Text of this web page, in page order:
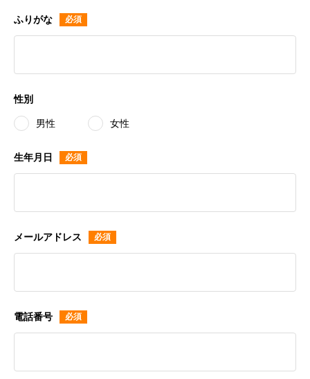
ふりがな
性別
男性 女性
生年月日
メールアドレス
電話番号